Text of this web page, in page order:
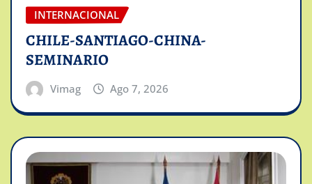
INTERNACIONAL
CHILE-SANTIAGO-CHINA-
SEMINARIO
Vimag Ago 7, 2026